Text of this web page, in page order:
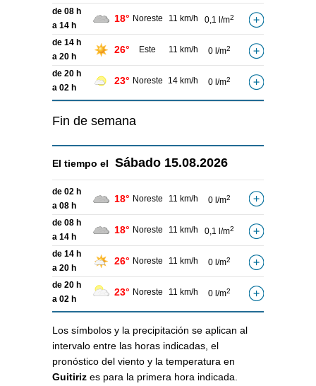
de 08 h
a 14 h
18° Noreste 11 km/h 0,1 l/m2
de 14 h
a 20 h
26° Este 11 km/h 0 l/m2
de 20 h
a 02 h
23° Noreste 14 km/h 0 l/m2
Fin de semana
El tiempo el Sábado 15.08.2026
de 02 h
a 08 h
18° Noreste 11 km/h 0 l/m2
de 08 h
a 14 h
18° Noreste 11 km/h 0,1 l/m2
de 14 h
a 20 h
26° Noreste 11 km/h 0 l/m2
de 20 h
a 02 h
23° Noreste 11 km/h 0 l/m2
Los símbolos y la precipitación se aplican al
intervalo entre las horas indicadas, el
pronóstico del viento y la temperatura en
Guitiriz es para la primera hora indicada.